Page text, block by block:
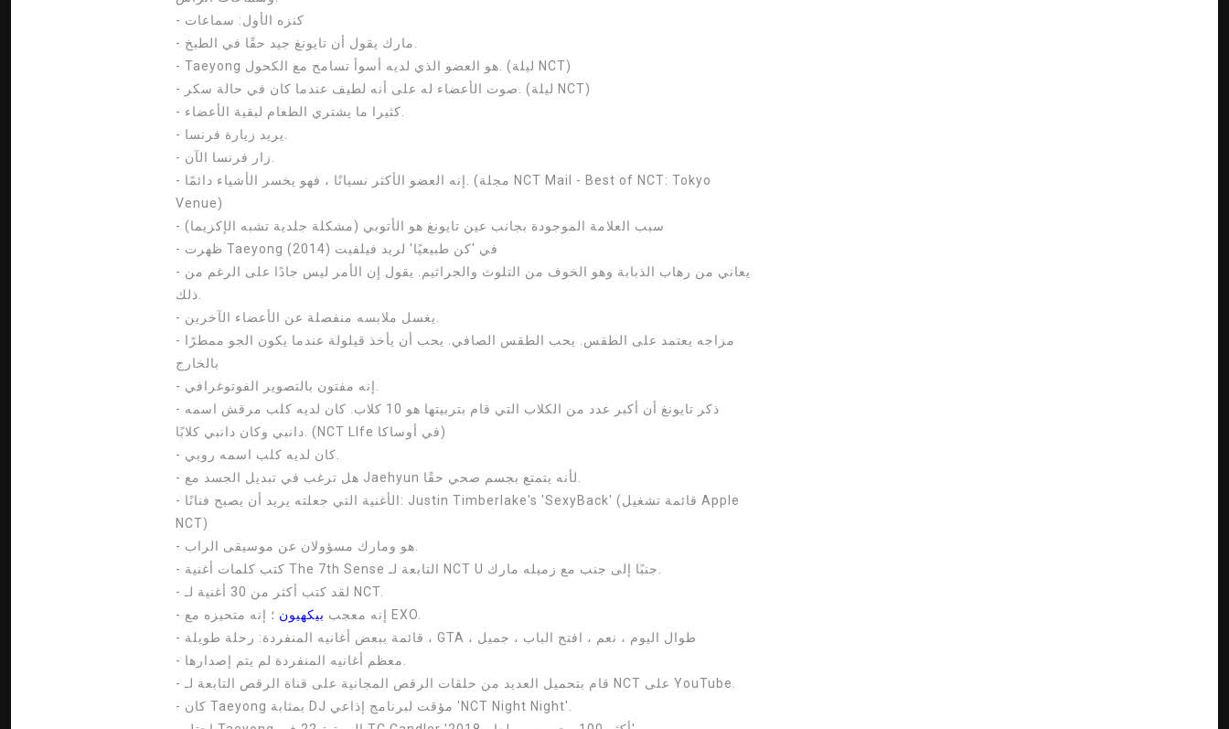
- كنزه الأول: سماعات
- Taeyong هو العضو الذي لديه أسوأ تسامح مع الكحول. (ليلة NCT)
- صوت الأعضاء له على أنه لطيف عندما كان في حالة سكر. (ليلة NCT)
- إنه العضو الأكثر نسيانًا ، فهو يخسر الأشياء دائمًا. (مجلة NCT Mail - Best of NCT: Tokyo
Venue)
- سبب العلامة الموجودة بجانب عين تايونغ هو الأتوبي (مشكلة جلدية تشبه الإكزيما)
- ظهرت Taeyong في 'كن طبيعيًا' لريد فيلفيت (2014)
- يعاني من رهاب الذبابة وهو الخوف من التلوث والجراثيم. يقول إن الأمر ليس جادًا على الرغم من
- مزاجه يعتمد على الطقس. يحب الطقس الصافي. يحب أن يأخذ قيلولة عندما يكون الجو ممطرًا
بالخارج
- ذكر تايونغ أن أكبر عدد من الكلاب التي قام بتربيتها هو 10 كلاب. كان لديه كلب مرقش اسمه
دانبي وكان دانبي كلابًا. (NCT LIfe في أوساكا)
- الأغنية التي جعلته يريد أن يصبح فنانًا: Justin Timberlake's 'SexyBack' (قائمة تشغيل Apple
NCT)
- لقد كتب أكثر من 30 أغنية لـ NCT.
- إنه معجب بيكهيون
؛ إنه متحيزه مع EXO.
- قائمة ببعض أغانيه المنفردة: رحلة طويلة ، GTA ، طوال اليوم ، نعم ، افتح الباب ، جميل
- قام بتحميل العديد من حلقات الرقص المجانية على قناة الرقص التابعة لـ NCT على YouTube.
- كان Taeyong بمثابة DJ مؤقت لبرنامج إذاعي 'NCT Night Night'.